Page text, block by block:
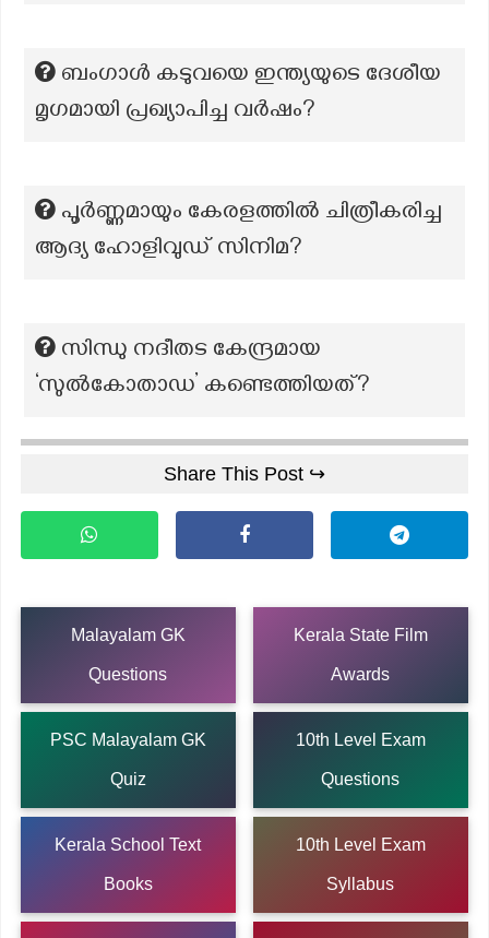
ബംഗാൾ കടുവയെ ഇന്ത്യയുടെ ദേശീയ
മൃഗമായി പ്രഖ്യാപിച്ച വർഷം?
പൂർണ്ണമായും കേരളത്തിൽ ചിത്രീകരിച്ച
ആദ്യ ഹോളിവുഡ് സിനിമ?
സിന്ധു നദീതട കേന്ദ്രമായ
‘സുൽകോതാഡ’ കണ്ടെത്തിയത്?
Share This Post ↪
Malayalam GK
Questions
Kerala State Film
Awards
PSC Malayalam GK
Quiz
10th Level Exam
Questions
Kerala School Text
Books
10th Level Exam
Syllabus